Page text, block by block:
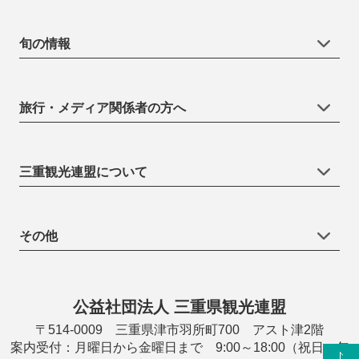
旬の情報
旅行・メディア関係者の方へ
三重観光連盟について
その他
公益社団法人 三重県観光連盟
〒514-0009 三重県津市羽所町700 アスト津2階
案内受付：月曜日から金曜日まで 9:00～18:00（祝日・年